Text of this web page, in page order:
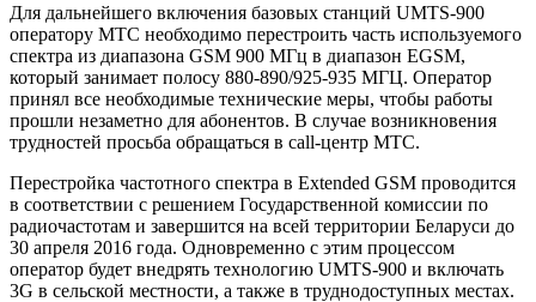
Для дальнейшего включения базовых станций UMTS-900
оператору МТС необходимо перестроить часть используемого
спектра из диапазона GSM 900 МГц в диапазон EGSM,
который занимает полосу 880-890/925-935 МГЦ. Оператор
принял все необходимые технические меры, чтобы работы
прошли незаметно для абонентов. В случае возникновения
трудностей просьба обращаться в call-центр МТС.
Перестройка частотного спектра в Extended GSM проводится
в соответствии с решением Государственной комиссии по
радиочастотам и завершится на всей территории Беларуси до
30 апреля 2016 года. Одновременно с этим процессом
оператор будет внедрять технологию UMTS-900 и включать
3G в сельской местности, а также в труднодоступных местах.